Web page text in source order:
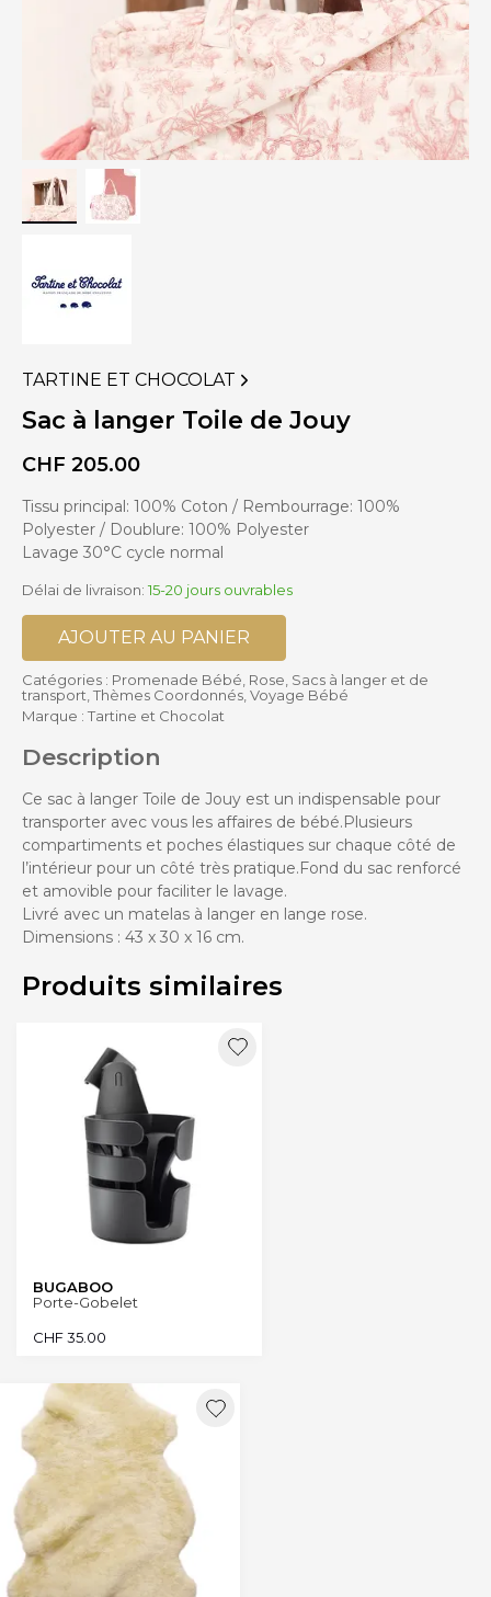
VOIR
PLUS
DE
DE
TARTINE ET CHOCOLAT
Sac à langer Toile de Jouy
CHF 205.00
Tissu principal: 100% Coton / Rembourrage: 100%
Polyester / Doublure: 100% Polyester
Lavage 30°C cycle normal
Délai de livraison: 15-20 jours ouvrables
AJOUTER AU PANIER
Catégories : Promenade Bébé Rose Sacs à langer et de
transport Thèmes Coordonnés Voyage Bébé
Marque : Tartine et Chocolat
Description
Ce sac à langer Toile de Jouy est un indispensable pour
transporter avec vous les affaires de bébé.Plusieurs
compartiments et poches élastiques sur chaque côté de
l’intérieur pour un côté très pratique.Fond du sac renforcé
et amovible pour faciliter le lavage.
Livré avec un matelas à langer en lange rose.
Dimensions : 43 x 30 x 16 cm.
Produits similaires
BUGABOO
Porte-Gobelet
CHF35.00